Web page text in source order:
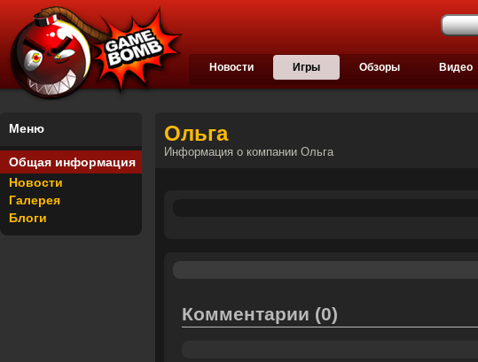
Новости Игры Обзоры Видео
Меню
Общая информация
Новости
Галерея
Блоги
Ольга
Информация о компании Ольга
Комментарии (0)